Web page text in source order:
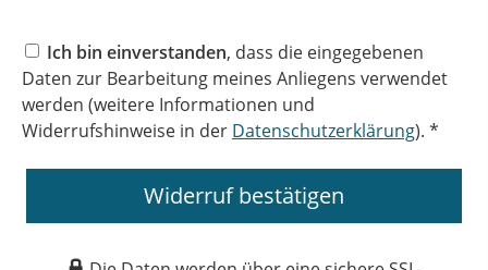
Ich bin einverstanden, dass die eingegebenen
Daten zur Bearbeitung meines Anliegens verwendet
werden (weitere Informationen und
Widerrufshinweise in der Datenschutzerklärung). *
Widerruf bestätigen